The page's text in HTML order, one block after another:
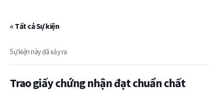
« Tất cả Sự kiện
Sự kiện này đã xảy ra
Trao giấy chứng nhận đạt chuẩn chất